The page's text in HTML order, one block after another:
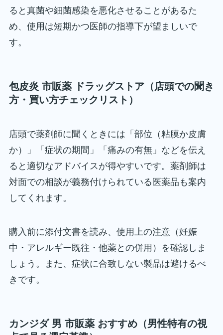
ると真菌や細菌感染を悪化させることがあるた
め、使用は短期かつ医師の指導下が望ましいで
す。
包皮炎 市販薬 ドラッグストア（店頭での聞き
方・買い方チェックリスト）
店頭で薬剤師に聞くときには「部位（粘膜か皮膚
か）」「症状の期間」「痛みの有無」などを伝え
ると適切なアドバイスが得やすいです。薬剤師は
対面での相談が義務付けられている医薬品も案内
してくれます。
購入前に添付文書を読み、使用上の注意（妊娠
中・アレルギー既往・他薬との併用）を確認しま
しょう。また、症状に合致しない製品は避けるべ
きです。
カンジダ 男 市販薬 おすすめ（男性特有の視